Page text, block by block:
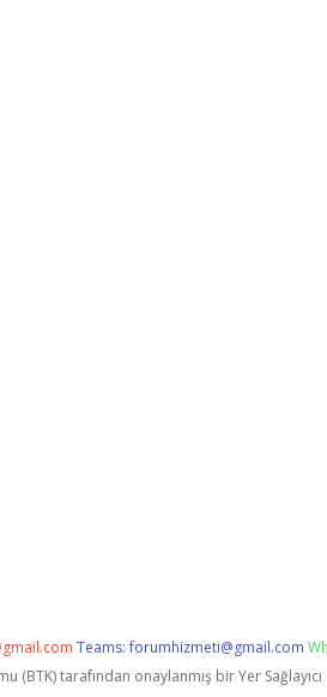
Teams:forumhizmeti@gmail.com
(BTK) tarafından onaylanmış bir Yer